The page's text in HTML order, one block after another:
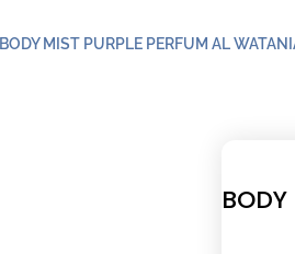
BODY MIST PURPLE PERFUM AL